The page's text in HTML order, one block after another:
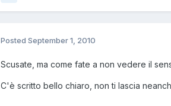
Posted September 1, 2010
Scusate, ma come fate a non vedere il
C'è scritto bello chiaro, non ti lascia